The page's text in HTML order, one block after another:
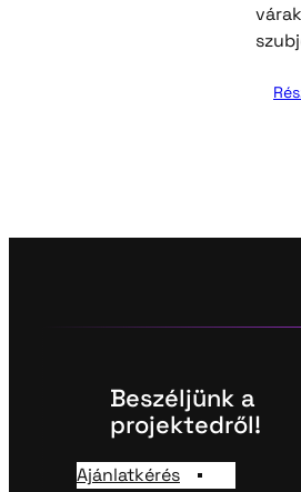
Beszéljünk a
projektedről!
Ajánlatkérés